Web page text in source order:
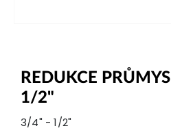
REDUKCE
1/2"
3/4" - 1/2"